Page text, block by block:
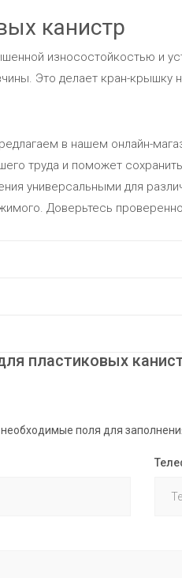
канистр
износостойкостью и
Это делает кран-
в нашем онлайн-
труда и поможет
универсальными для
Доверьтесь
пластиковых
поля для